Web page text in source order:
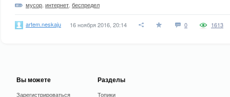
мусор интернет беспредел
artem.neskaju 16 ноября 2016, 20:14 0 1613
Вы можете
Зарегистрироваться
Разделы
Топики